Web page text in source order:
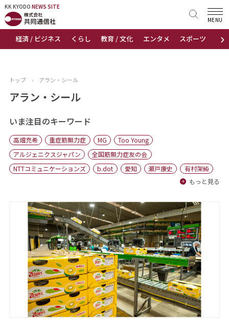
KK KYODO NEWS SITE
›
経済 / ビジネス くらし 教育 / 文化 エンタメ スポーツ 地域
MENU
KK KYODONEWS SITE
トップページ
ニュース
おすすめコンテンツ
出版物
会社概要
トップ › アラン・シール
アラン・シール
いま注目のキーワード
高畑充希 重症筋無力症 MG
Too Young
アルジェニクスジャパン
全国筋無力症友の会
NTTコミュニケーションズ
b.dot 愛知 瀬戸康史
有村架純
もっと見る